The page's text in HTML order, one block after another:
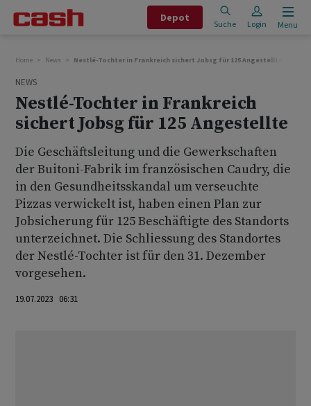
Depot
Suche Login Menu
Home News Nestlé-Tochter in Frankreich sichert Jobsg für 125 Angestellte
NEWS
Nestlé-Tochter in Frankreich
sichert Jobsg für 125 Angestellte
Die Geschäftsleitung und die Gewerkschaften
der Buitoni-Fabrik im französischen Caudry, die
in den Gesundheitsskandal um verseuchte
Pizzas verwickelt ist, haben einen Plan zur
Jobsicherung für 125 Beschäftigte des Standorts
unterzeichnet. Die Schliessung des Standortes
der Nestlé-Tochter ist für den 31. Dezember
vorgesehen.
19.07.2023 06:31